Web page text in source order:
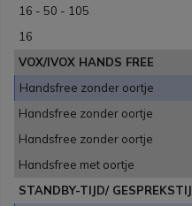
16 - 50 - 105
16
VOX/IVOX HANDS FREE
Handsfree zonder oortje
Handsfree zonder oortje
Handsfree zonder oortje
Handsfree met oortje
STANDBY-TIJD/